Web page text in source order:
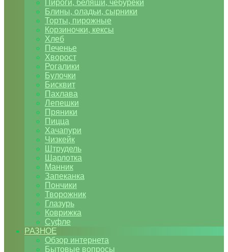
Пироги, беляши, чебуреки
Блины, оладьи, сырники
Торты, пирожные
Корзиночки, кексы
Хлеб
Печенье
Хворост
Рогалики
Булочки
Бисквит
Пахлава
Лепешки
Пряники
Пицца
Хачапури
Чизкейк
Штрудель
Шарлотка
Манник
Запеканка
Пончики
Творожник
Глазурь
Коврижка
Суфле
РАЗНОЕ
Обзор интернета
Бытовые вопросы